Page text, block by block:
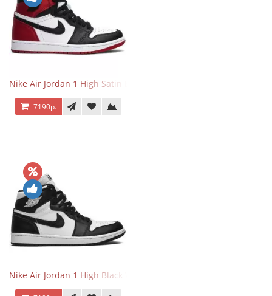
Nike Air Jordan 1 High Satin Black Toe
7190р.
Nike Air Jordan 1 High Black White